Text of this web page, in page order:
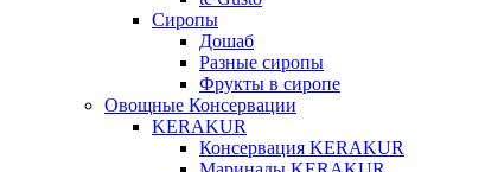
Сиропы
Дошаб
Разные сиропы
Фрукты в сиропе
Овощные Консервации
KERAKUR
Консервация KERAKUR